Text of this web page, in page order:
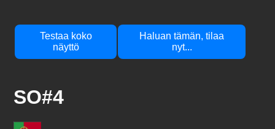
Testaa koko
näyttö
Haluan tämän, tilaa
nyt...
SO#4